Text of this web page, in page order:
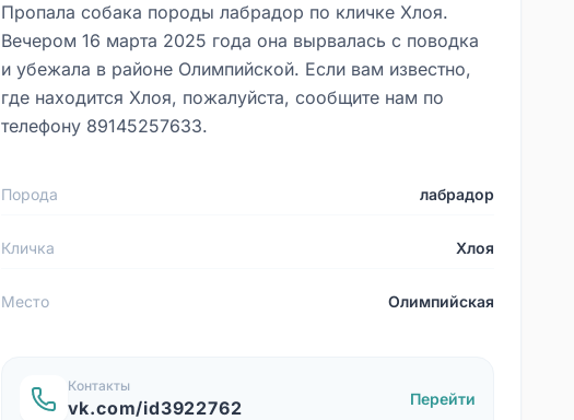
Пропала собака породы лабрадор по кличке Хлоя.
Вечером 16 марта 2025 года она вырвалась с поводка
и убежала в районе Олимпийской. Если вам известно,
где находится Хлоя, пожалуйста, сообщите нам по
телефону 89145257633.
Порода лабрадор
Кличка Хлоя
Место Олимпийская
Контакты
vk.com/id3922762 Перейти